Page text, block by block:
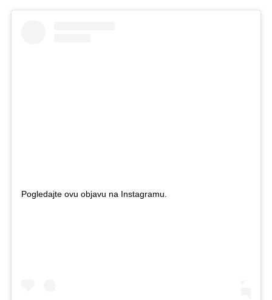
Pogledajte ovu objavu na Instagramu.